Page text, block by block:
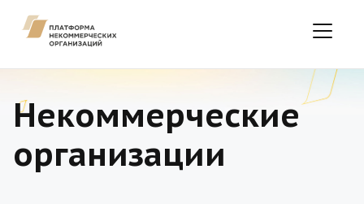
Некоммерческие
организации